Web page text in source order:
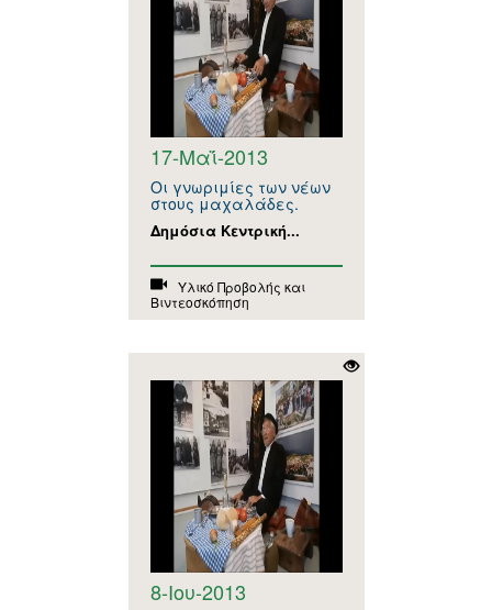
17-Μαΐ-2013
Οι γνωριμίες των νέων
στους μαχαλάδες.
Δημόσια Κεντρική...
Υλικό Προβολής και
Βιντεοσκόπηση
8-Ιου-2013